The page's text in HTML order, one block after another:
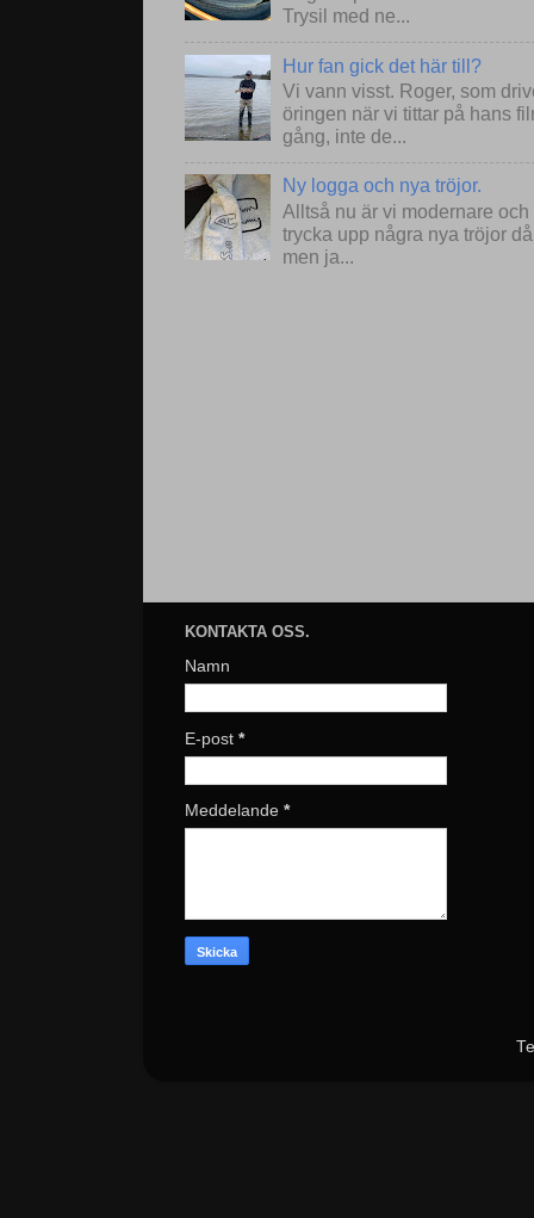
Trysil med ne...
Hur fan gick det här till?
Vi vann visst. Roger, som
öringen när vi tittar på hans
gång, inte de...
Ny logga och nya tröjor.
Alltså nu är vi modernare
trycka upp några nya tröjor
men ja...
KONTAKTA OSS.
Namn
E-post *
Meddelande *